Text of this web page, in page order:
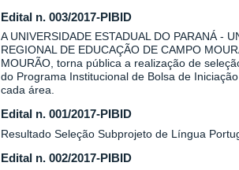
Edital n. 003/2017-PIBID
A UNIVERSIDADE ESTADUAL DO PARANÁ -
REGIONAL DE EDUCAÇÃO DE CAMPO
MOURÃO, torna pública a realização de
do Programa Institucional de Bolsa de
cada área.
Edital n. 001/2017-PIBID
Resultado Seleção Subprojeto de Língua
Edital n. 002/2017-PIBID